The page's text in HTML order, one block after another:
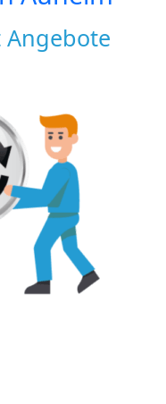
Angebote